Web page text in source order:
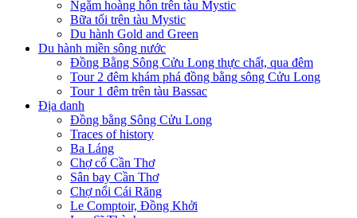
Ngắm hoàng hôn trên tàu Mystic
Bữa tối trên tàu Mystic
Du hành Gold and Green
Du hành miền sông nước
Đồng Bằng Sông Cửu Long thực chất, qua đêm
Tour 2 đêm khám phá đồng bằng sông Cửu Long
Tour 1 đêm trên tàu Bassac
Địa danh
Đồng bằng Sông Cửu Long
Traces of history
Ba Láng
Chợ cổ Cần Thơ
Sân bay Cần Thơ
Chợ nổi Cái Răng
Le Comptoir, Đồng Khởi